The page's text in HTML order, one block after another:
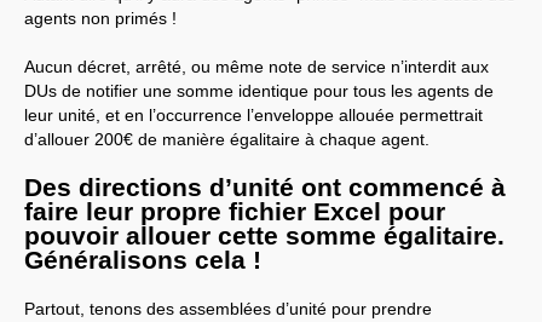
agents non primés !
Aucun décret, arrêté, ou même note de service n’interdit aux
DUs de notifier une somme identique pour tous les agents de
leur unité, et en l’occurrence l’enveloppe allouée permettrait
d’allouer 200€ de manière égalitaire à chaque agent.
Des directions d’unité ont commencé à
faire leur propre fichier Excel pour
pouvoir allouer cette somme égalitaire.
Généralisons cela !
Partout, tenons des assemblées d’unité pour prendre